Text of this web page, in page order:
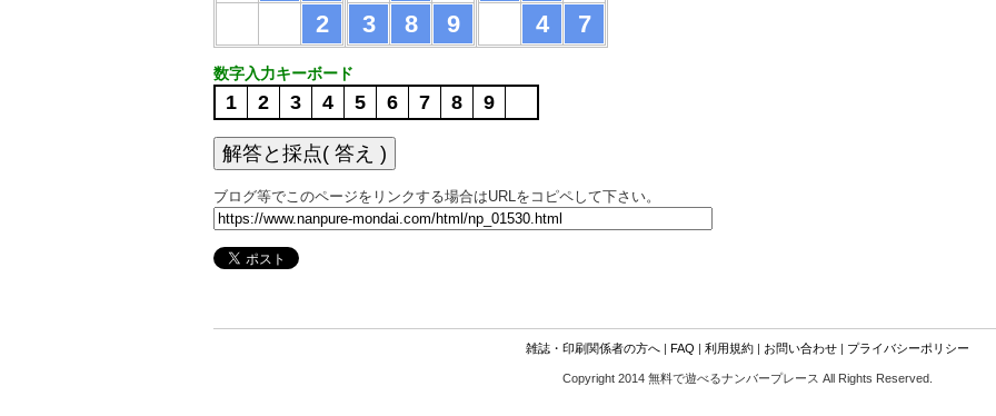
2
3
8 9
4
7
数字入力キーボード
1 2 3 4 5 6 7 8 9
ブログ等でこのページをリンクする場合はURLをコピペして下さい。
雑誌・印刷関係者の方へ| FAQ | 利用規約| お問い合わせ| プライバシーポリシー
Copyright 2014 無料で遊べるナンバープレース All Rights Reserved.